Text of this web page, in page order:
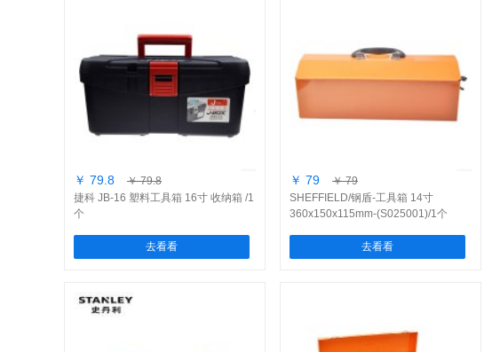
￥ 79.8
￥ 79.8
捷科 JB-16 塑料工具箱 16寸 收纳箱 /1
个
去看看
￥ 79
￥ 79
SHEFFIELD/钢盾-工具箱 14寸
360x150x115mm-(S025001)/1个
去看看